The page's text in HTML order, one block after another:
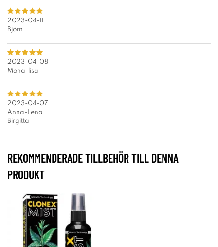
2023-04-11
Björn
2023-04-08
Mona-lisa
2023-04-07
Anna-Lena
Birgitta
REKOMMENDERADE TILLBEHÖR TILL DENNA
PRODUKT